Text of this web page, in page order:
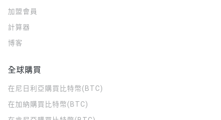
加盟會員
計算器
博客
全球購買
在尼日利亞購買比特幣(BTC)
在加納購買比特幣(BTC)